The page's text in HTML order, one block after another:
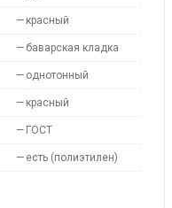
— красный
— баварская кладка
— однотонный
— красный
— ГОСТ
— есть (полиэтилен)